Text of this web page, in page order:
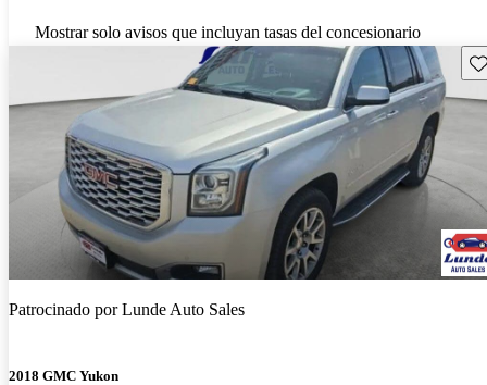
Mostrar solo avisos que incluyan tasas del concesionario
Patrocinado porLunde Auto Sales
2018 GMC Yukon